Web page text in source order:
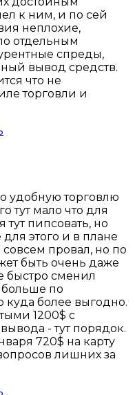
к ним, и по сей
неплохие,
отдельным
спреды,
вывод средств.
что не
торговли и
удобную торговлю
тут мало что для
тут пипсовать, но
этого и в плане
провал, но по
быть очень даже
быстро сменил
больше по
куда более выгодно.
1200$ с
- тут порядок.
720$ на карту
лишних за